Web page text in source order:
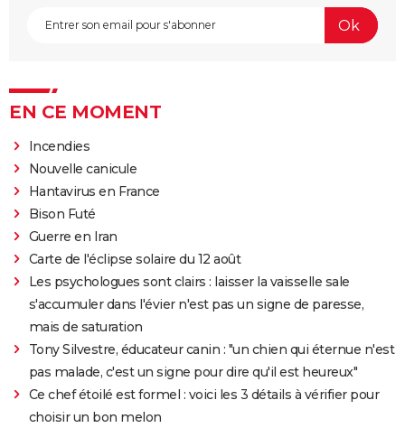
EN CE MOMENT
Incendies
Nouvelle canicule
Hantavirus en France
Bison Futé
Guerre en Iran
Carte de l'éclipse solaire du 12 août
Les psychologues sont clairs : laisser la vaisselle sale
s'accumuler dans l'évier n'est pas un signe de paresse,
mais de saturation
Tony Silvestre, éducateur canin : "un chien qui éternue n'est
pas malade, c'est un signe pour dire qu'il est heureux"
Ce chef étoilé est formel : voici les 3 détails à vérifier pour
choisir un bon melon